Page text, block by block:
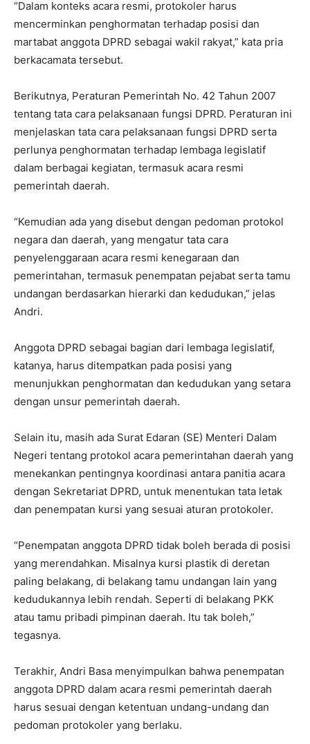
“Dalam konteks acara resmi, protokoler harus
mencerminkan penghormatan terhadap posisi dan
martabat anggota DPRD sebagai wakil rakyat,” kata pria
berkacamata tersebut.
Berikutnya, Peraturan Pemerintah No. 42 Tahun 2007
tentang tata cara pelaksanaan fungsi DPRD. Peraturan ini
menjelaskan tata cara pelaksanaan fungsi DPRD serta
perlunya penghormatan terhadap lembaga legislatif
dalam berbagai kegiatan, termasuk acara resmi
pemerintah daerah.
“Kemudian ada yang disebut dengan pedoman protokol
negara dan daerah, yang mengatur tata cara
penyelenggaraan acara resmi kenegaraan dan
pemerintahan, termasuk penempatan pejabat serta tamu
undangan berdasarkan hierarki dan kedudukan,” jelas
Andri.
Anggota DPRD sebagai bagian dari lembaga legislatif,
katanya, harus ditempatkan pada posisi yang
menunjukkan penghormatan dan kedudukan yang setara
dengan unsur pemerintah daerah.
Selain itu, masih ada Surat Edaran (SE) Menteri Dalam
Negeri tentang protokol acara pemerintahan daerah yang
menekankan pentingnya koordinasi antara panitia acara
dengan Sekretariat DPRD, untuk menentukan tata letak
dan penempatan kursi yang sesuai aturan protokoler.
“Penempatan anggota DPRD tidak boleh berada di posisi
yang merendahkan. Misalnya kursi plastik di deretan
paling belakang, di belakang tamu undangan lain yang
kedudukannya lebih rendah. Seperti di belakang PKK
atau tamu pribadi pimpinan daerah. Itu tak boleh,”
tegasnya.
Terakhir, Andri Basa menyimpulkan bahwa penempatan
anggota DPRD dalam acara resmi pemerintah daerah
harus sesuai dengan ketentuan undang-undang dan
pedoman protokoler yang berlaku.